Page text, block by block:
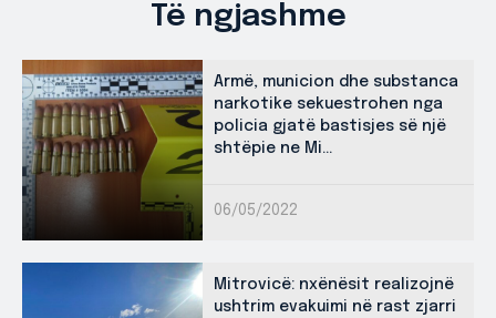
Të ngjashme
Armë, municion dhe substanca
narkotike sekuestrohen nga
policia gjatë bastisjes së një
shtëpie ne Mi...
06/05/2022
Mitrovicë: nxënësit realizojnë
ushtrim evakuimi në rast zjarri